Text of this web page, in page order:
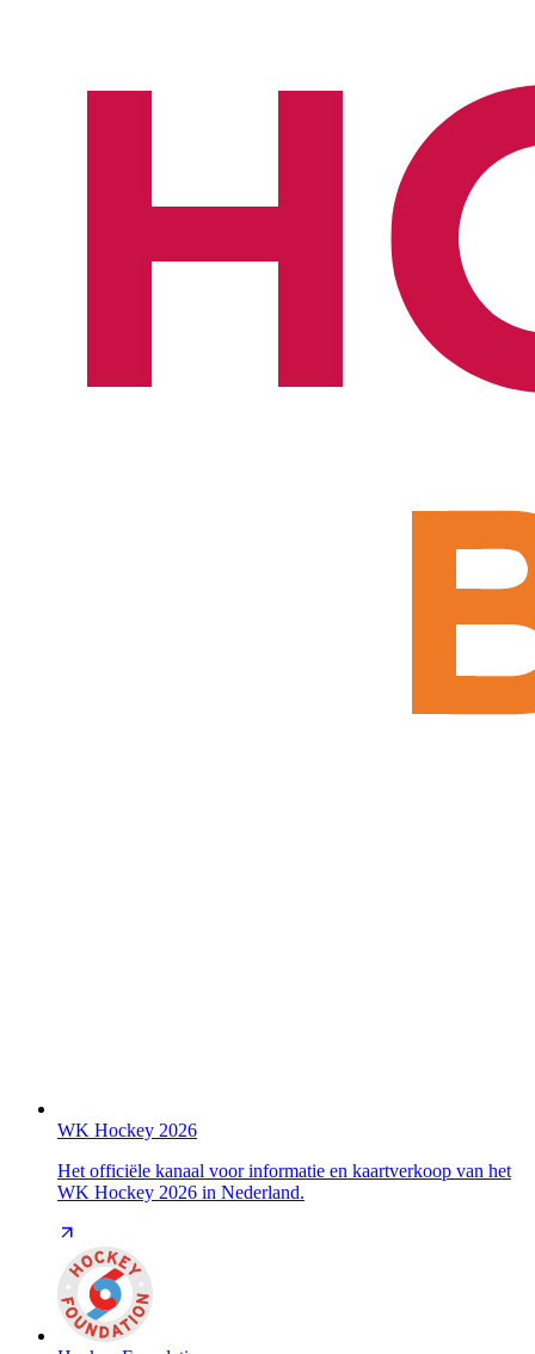
WK Hockey 2026
Het officiële kanaal voor informatie en kaartverkoop van het
WK Hockey 2026 in Nederland.